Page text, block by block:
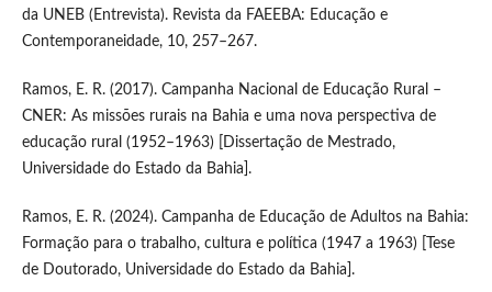
da UNEB (Entrevista). Revista da FAEEBA: Educação e
Contemporaneidade, 10, 257–267.
Ramos, E. R. (2017). Campanha Nacional de Educação Rural –
CNER: As missões rurais na Bahia e uma nova perspectiva de
educação rural (1952–1963) [Dissertação de Mestrado,
Universidade do Estado da Bahia].
Ramos, E. R. (2024). Campanha de Educação de Adultos na Bahia:
Formação para o trabalho, cultura e política (1947 a 1963) [Tese
de Doutorado, Universidade do Estado da Bahia].